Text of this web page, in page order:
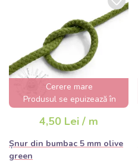
Cerere mare
Produsul se epuizează în
4,50 Lei / m
Șnur din bumbac 5 mm olive
green